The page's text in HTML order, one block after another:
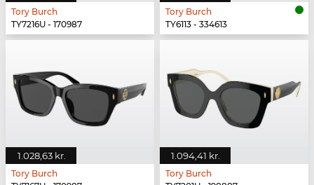
Tory Burch
TY7216U - 170987
Tory Burch
TY6113 - 334613
1.028,63 kr.
Tory Burch
1.094,41 kr.
Tory Burch